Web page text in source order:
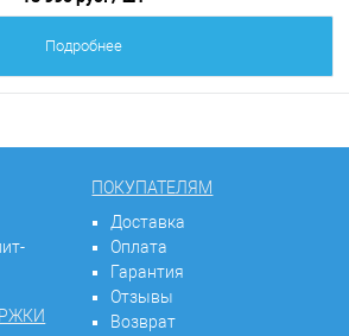
Подробнее
ПОКУПАТЕЛЯМ
Доставка
Оплата
Гарантия
Отзывы
Возврат